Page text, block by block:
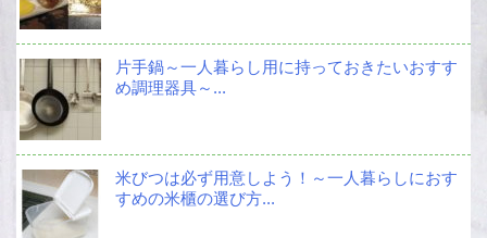
片手鍋～一人暮らし用に持っておきたいおすす
め調理器具～...
米びつは必ず用意しよう！～一人暮らしにおす
すめの米櫃の選び方...